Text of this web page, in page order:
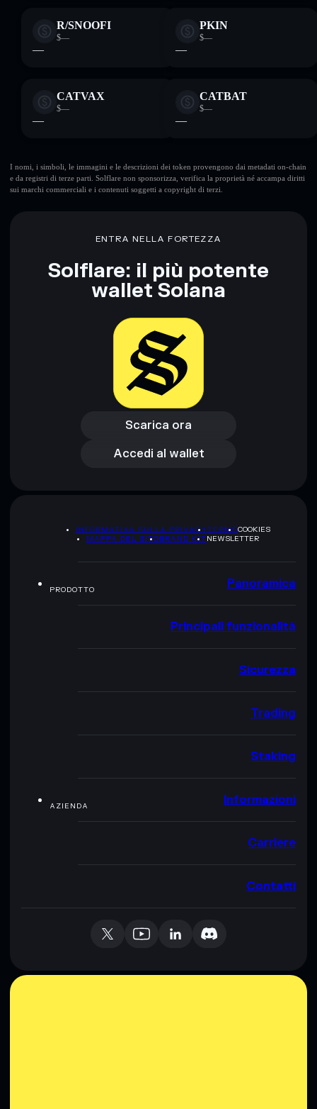
R/SNOOFI
$—
—
PKIN
$—
—
CATVAX
$—
—
CATBAT
$—
—
I nomi, i simboli, le immagini e le descrizioni dei token provengono dai metadati on-chain
e da registri di terze parti. Solflare non sponsorizza, verifica la proprietà né accampa diritti
sui marchi commerciali e i contenuti soggetti a copyright di terzi.
ENTRA NELLA FORTEZZA
Solflare: il più potente
wallet Solana
Scarica ora
Scarica ora
Accedi al wallet
Accedi al wallet
INFORMATIVA SULLA PRIVACYTERMSCOOKIES
MAPPA DEL SITOBRAND KITNEWSLETTER
PRODOTTO Panoramica
Principali funzionalità
Sicurezza
Trading
Staking
AZIENDA Informazioni
Carriere
Contatti